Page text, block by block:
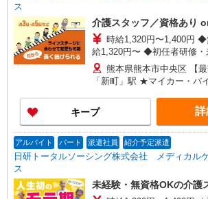
ス
介護スタッフ／資格あり
時給1,320円〜1,400円 ◆無資格・経験者：時
給1,320円〜 ◆初任者研修・
円〜 ◆初任者研修・経験者
護福祉士：時給1,400円〜 ※経験者は3ヶ月以上 ※
給与幅は経験・能力による ★週払いOK（規定あ
り）
熊本県熊本市中央区 【
「新町」駅 ★マイカー・バ
いやすいエリアなど、お好
さい！！
キープ 詳
アルバイト パート 派遣社員 紹介予定派遣
日研トータルソーシング株式会社 メディカル
ス
未経験・無資格OKの介護